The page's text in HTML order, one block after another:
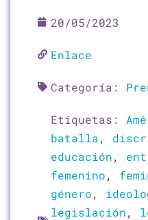
20/05/2023
Enlace
Categoría:
Etiquetas:
batalla,
educación,
femenino,
género,
legislación,